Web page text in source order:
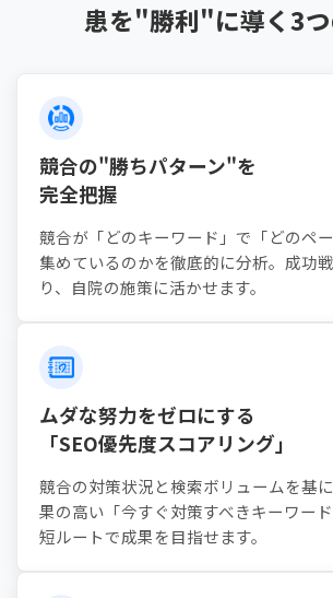
患を"勝利"に導く3
競合の"勝ちパターン"を
完全把握
競合が「どのキーワード」で「どのペ
集めているのかを徹底的に分析。成功
り、自院の施策に活かせます。
ムダな努力をゼロにする
「SEO優先度スコアリング」
競合の対策状況と検索ボリュームを基
果の高い「今すぐ対策すべきキーワー
短ルートで成果を目指せます。